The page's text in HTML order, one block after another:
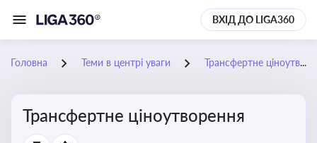
ВХІД ДО LIGA360
Головна Теми в центрі уваги Трансфертне ціноутворення
Трансфертне ціноутворення